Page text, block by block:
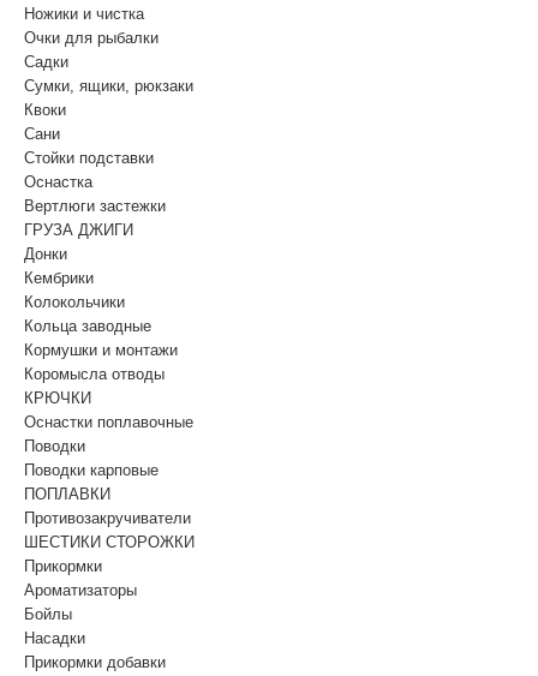
Ножики и чистка
Очки для рыбалки
Садки
Сумки, ящики, рюкзаки
Квоки
Сани
Стойки подставки
Оснастка
Вертлюги застежки
ГРУЗА ДЖИГИ
Донки
Кембрики
Колокольчики
Кольца заводные
Кормушки и монтажи
Коромысла отводы
КРЮЧКИ
Оснастки поплавочные
Поводки
Поводки карповые
ПОПЛАВКИ
Противозакручиватели
ШЕСТИКИ СТОРОЖКИ
Прикормки
Ароматизаторы
Бойлы
Насадки
Прикормки добавки